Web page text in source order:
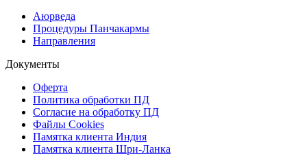
Аюрведа
Процедуры Панчакармы
Направления
Документы
Оферта
Политика обработки ПД
Согласие на обработку ПД
Файлы Cookies
Памятка клиента Индия
Памятка клиента Шри-Ланка